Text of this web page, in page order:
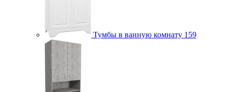
Тумбы в ванную комнату 159